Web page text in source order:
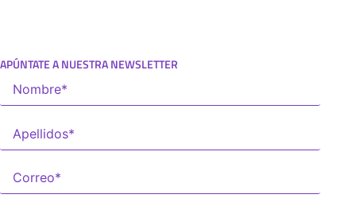
APÚNTATE A NUESTRA NEWSLETTER